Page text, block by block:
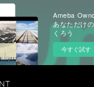
Ameba
あなただけ
くろう
今すぐ試す